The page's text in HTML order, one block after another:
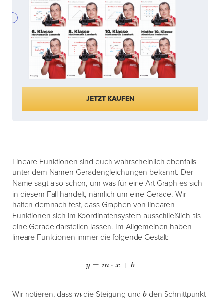
JETZT KAUFEN
Lineare Funktionen sind euch wahrscheinlich ebenfalls
unter dem Namen Geradengleichungen bekannt. Der
Name sagt also schon, um was für eine Art Graph es sich
in diesem Fall handelt, nämlich um eine Gerade. Wir
halten demnach fest, dass Graphen von linearen
Funktionen sich im Koordinatensystem ausschließlich als
eine Gerade darstellen lassen. Im Allgemeinen haben
lineare Funktionen immer die folgende Gestalt:
y=m x+ b
Wir notieren, dass die Steigung undbden Schnittpunkt